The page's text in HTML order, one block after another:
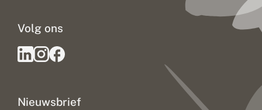
Nieuwsbrief
Volg ons